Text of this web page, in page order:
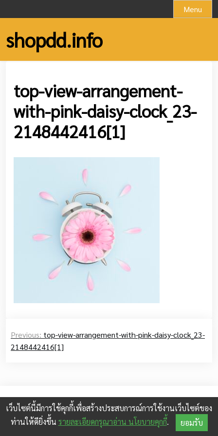
to
content
Menu
shopdd.info
top-view-arrangement-
with-pink-daisy-clock_23-
2148442416[1]
navigation
Previous: top-view-arrangement-with-pink-daisy-clock_23-
2148442416[1]
© 2026shopdd.info |
© 2024 Myself Toolkit. All rights reserved.
เว็บไซต์นี้มีการใช้คุกกี้เพื่อสร้างประสบการณ์การใช้งานเว็บไซต์ของ
ท่านให้ดียิ่งขึ้น รายละเอียดกรุณาอ่าน นโยบายคุกกี้. ยอมรับ